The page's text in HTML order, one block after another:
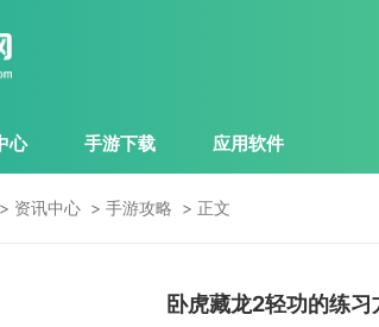
心 手游下载 应用软件
资讯中心 手游攻略 正文
卧虎藏龙2轻功的练习